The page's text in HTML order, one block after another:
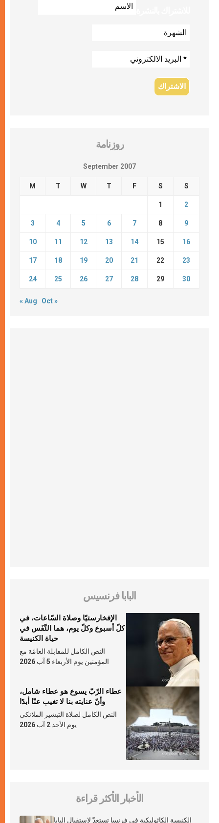
روزنامة
September 2007
M T W T F S S
1 2
3 4 5 6 7 8 9
10 11 12 13 14 15 16
17 18 19 20 21 22 23
24 25 26 27 28 29 30
« Aug Oct »
البابا فرنسيس
الإفخارستيّا وصلاة السّاعات، في
كلّ أسبوع وكلّ يوم، هما النَّفَس في
حياة الكنيسة
النص الكامل للمقابلة العامّة مع
المؤمنين يوم الأربعاء 5 آب 2026
عطاء الرّبّ يسوع هو عطاء شامل،
وأنّ عنايته بنا لا تغيب عنّا أبدًا
النص الكامل لصلاة التبشير الملائكي
يوم الأحد 2 آب 2026
الأخبار الأكثر قراءة
الكنيسة الكاثوليكية في فرنسا تستعدّ لاستقبال البابا